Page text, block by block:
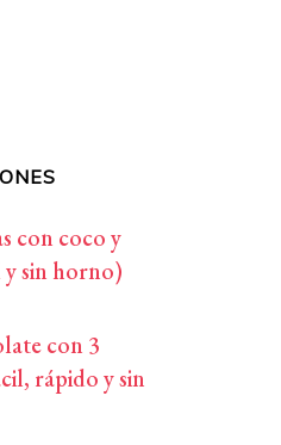
con coco y
sin horno)
con 3
rápido y sin